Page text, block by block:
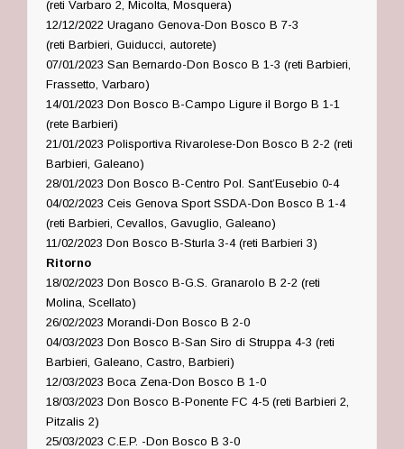
(reti Varbaro 2, Micolta, Mosquera)
12/12/2022 Uragano Genova-Don Bosco B 7-3
(reti Barbieri, Guiducci, autorete)
07/01/2023 San Bernardo-Don Bosco B 1-3 (reti Barbieri,
Frassetto, Varbaro)
14/01/2023 Don Bosco B-Campo Ligure il Borgo B 1-1
(rete Barbieri)
21/01/2023 Polisportiva Rivarolese-Don Bosco B 2-2 (reti
Barbieri, Galeano)
28/01/2023 Don Bosco B-Centro Pol. Sant’Eusebio 0-4
04/02/2023 Ceis Genova Sport SSDA-Don Bosco B 1-4
(reti Barbieri, Cevallos, Gavuglio, Galeano)
11/02/2023 Don Bosco B-Sturla 3-4 (reti Barbieri 3)
Ritorno
18/02/2023 Don Bosco B-G.S. Granarolo B 2-2 (reti
Molina, Scellato)
26/02/2023 Morandi-Don Bosco B 2-0
04/03/2023 Don Bosco B-San Siro di Struppa 4-3 (reti
Barbieri, Galeano, Castro, Barbieri)
12/03/2023 Boca Zena-Don Bosco B 1-0
18/03/2023 Don Bosco B-Ponente FC 4-5 (reti Barbieri 2,
Pitzalis 2)
25/03/2023 C.E.P. -Don Bosco B 3-0